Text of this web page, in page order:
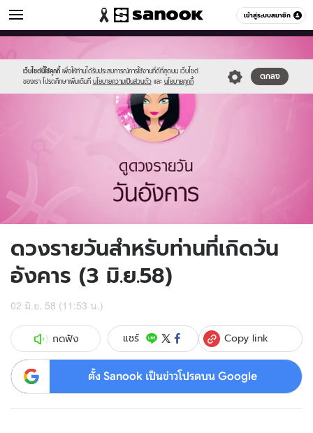
เข้าสู่ระบบสมาชิก
ดูดวง หมวดอื่นๆ
เว็บไซต์นี้ใช้คุกกี้ เพื่อให้ท่านได้รับประสบการณ์การใช้งานที่ดีที่สุดบน เว็บไซต์
ของเรา โปรดศึกษาเพิ่มเติมที่ นโยบายความเป็นส่วนตัว และ นโยบายคุกกี้
ตกลง
//s.isanook.com/sr/0/images/logo-
new-
sanook.png
//s.isanook.com/ho/0/ud/16/83565/3_tue.jpg
ดวงรายวันสำหรับท่านที่เกิดวัน
อังคาร (3 มิ.ย.58)
02 มิ.ย. 58 (11:53 น.)
กดฟัง แชร์ Copy link
ตั้ง Sanook เป็นข่าวโปรดบน Google